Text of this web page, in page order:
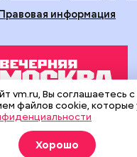
информация
финансовой поддержке
и рекламы
рекомендательные
vm.ru, Вы соглашаетесь с
файлов cookie, которые
Хорошо